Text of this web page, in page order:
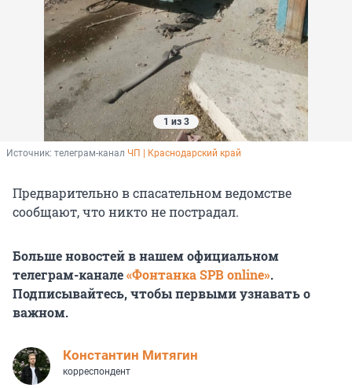
1 из 3
Источник: телеграм-канал ЧП | Краснодарский край
Предварительно в спасательном ведомстве
сообщают, что никто не пострадал.
Больше новостей в нашем официальном
телеграм-канале«Фонтанка SPB online».
Подписывайтесь, чтобы первыми узнавать о
важном.
Константин Митягин
корреспондент